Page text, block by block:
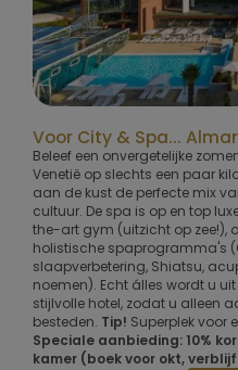
Voor City & Spa...
Beleef een onvergetelijke
Venetië op slechts een paar
aan de kust de perfecte mix
cultuur. De spa is op en top
the-art gym (uitzicht op zee!),
holistische spaprogramma's
slaapverbetering, Shiatsu,
noemen). Echt álles wordt u
stijlvolle hotel, zodat u alleen
besteden. Tip! Superplek voor
Speciale aanbieding: 10%
kamer (boek voor okt,